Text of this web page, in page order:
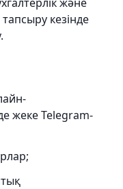
кезінде
жеке Telegram-